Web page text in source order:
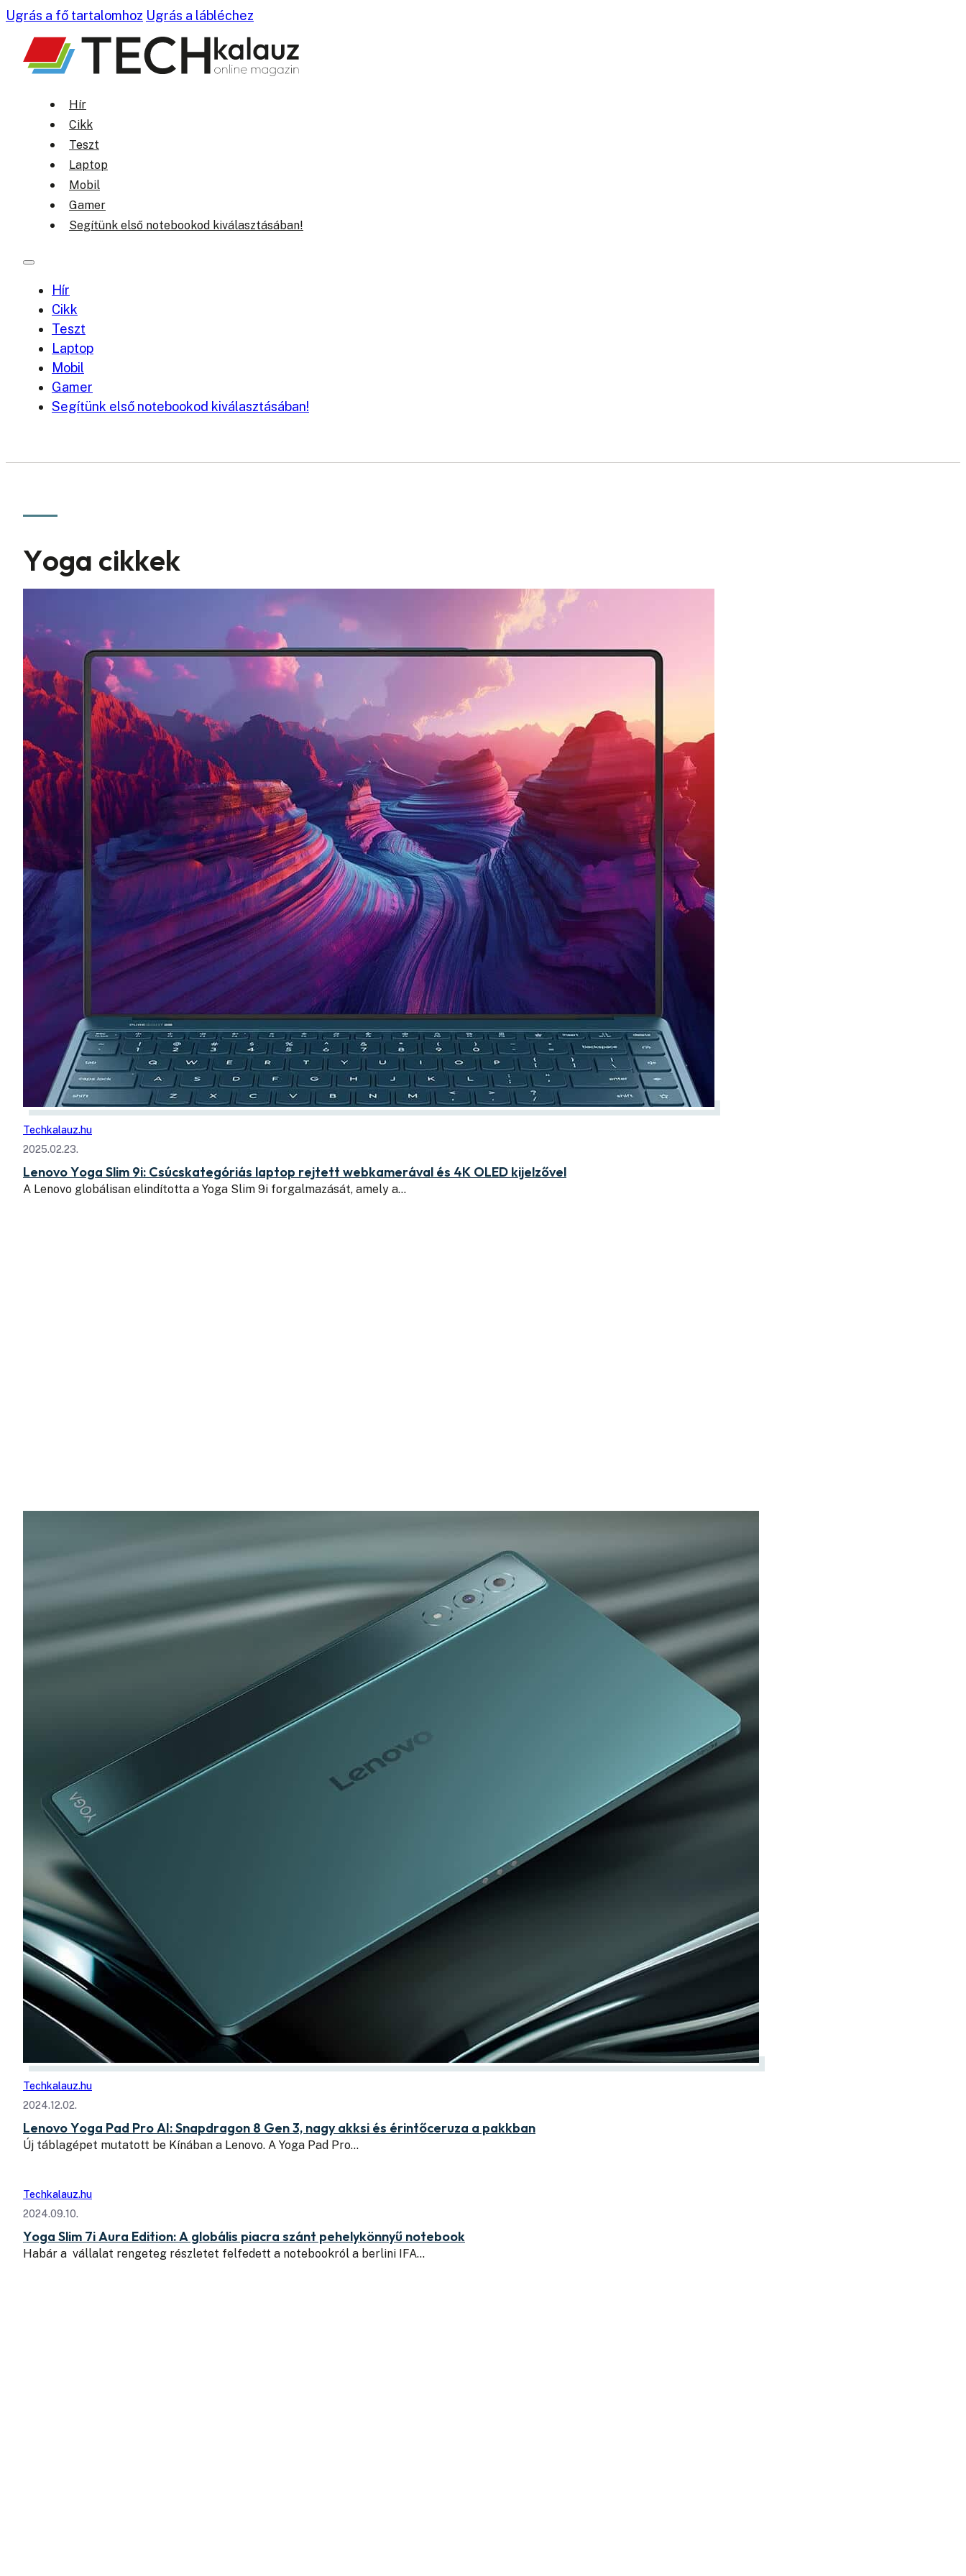
Ugrás a fő tartalomhoz Ugrás a lábléchez
Hír
Cikk
Teszt
Laptop
Mobil
Gamer
Segítünk első notebookod kiválasztásában!
Hír
Cikk
Teszt
Laptop
Mobil
Gamer
Segítünk első notebookod kiválasztásában!
Yoga cikkek
Techkalauz.hu
2025.02.23.
Lenovo Yoga Slim 9i: Csúcskategóriás laptop rejtett webkamerával és 4K OLED kijelzővel
A Lenovo globálisan elindította a Yoga Slim 9i forgalmazását, amely a…
Techkalauz.hu
2024.12.02.
Lenovo Yoga Pad Pro AI: Snapdragon 8 Gen 3, nagy akksi és érintőceruza a pakkban
Új táblagépet mutatott be Kínában a Lenovo. A Yoga Pad Pro…
Techkalauz.hu
2024.09.10.
Yoga Slim 7i Aura Edition: A globális piacra szánt pehelykönnyű notebook
Habár a vállalat rengeteg részletet felfedett a notebookról a berlini IFA…